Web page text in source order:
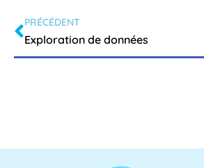
PRÉCÉDENT
Exploration de données